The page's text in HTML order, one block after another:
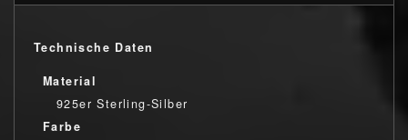
Technische Daten
Material
925er Sterling-Silber
Farbe